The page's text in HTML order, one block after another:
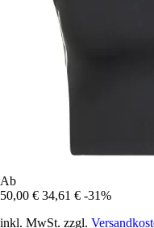
Ab
50,00 € 34,61 € -31%
inkl. MwSt. zzgl.